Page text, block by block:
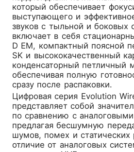
который обеспечивает
выступающего и
звуков с тыльной и боковых
включает в себя
D EM, компактный поясной
SK и высококачественный
конденсаторный петличный
обеспечивая полную
сразу после распаковки.
Цифровая серия Evolution
представляет собой
по сравнению с
предлагая бесшумную
шумов, помех и статических
отличие от аналоговых